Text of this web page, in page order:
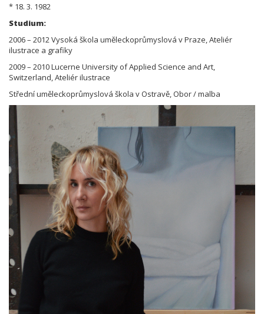
* 18. 3. 1982
Studium:
2006 – 2012 Vysoká škola uměleckoprůmyslová v Praze, Ateliér
ilustrace a grafiky
2009 – 2010 Lucerne University of Applied Science and Art,
Switzerland, Ateliér ilustrace
Střední uměleckoprůmyslová škola v Ostravě, Obor / malba